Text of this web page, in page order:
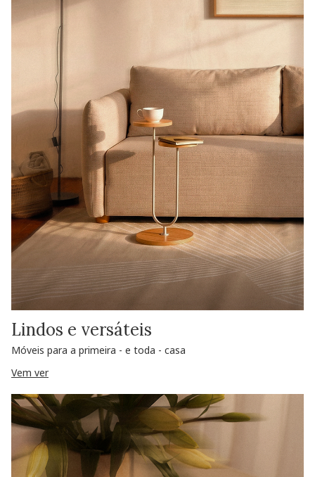
Lindos e versáteis
Móveis para a primeira - e toda - casa
Vem ver